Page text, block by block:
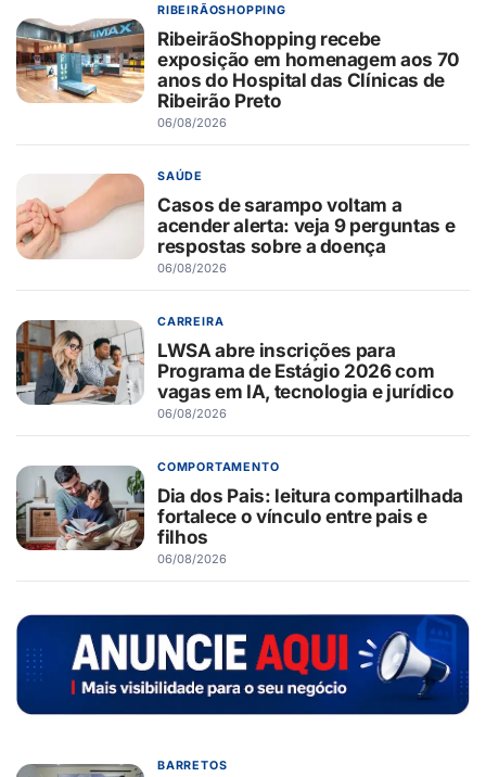
RIBEIRÃOSHOPPING
RibeirãoShopping recebe
exposição em homenagem aos 70
anos do Hospital das Clínicas de
Ribeirão Preto
06/08/2026
SAÚDE
Casos de sarampo voltam a
acender alerta: veja 9 perguntas e
respostas sobre a doença
06/08/2026
CARREIRA
LWSA abre inscrições para
Programa de Estágio 2026 com
vagas em IA, tecnologia e jurídico
06/08/2026
COMPORTAMENTO
Dia dos Pais: leitura compartilhada
fortalece o vínculo entre pais e
filhos
06/08/2026
BARRETOS